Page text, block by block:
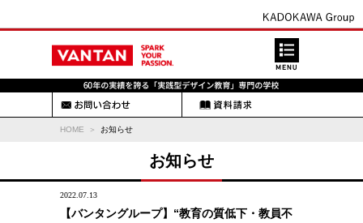
HOME お知らせ
お知らせ
2022.07.13
【バンタングループ】“教育の質低下・教員不